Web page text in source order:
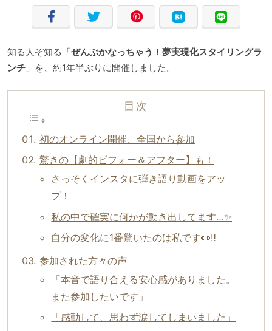
知る人ぞ知る「ぜんぶかなっちゃう！夢実現化スタイリングラ
ンチ」を、約1年半ぶりに開催しました。
目次
初のオンライン開催、全国から参加
驚きの【劇的ビフォー＆アフター】も！
さっそくインスタに弾き語り動画をアッ
プ！
私の中で確実に何かが動き出してます…✨
自分の変化に1番驚いたのは私です👀‼️
参加された方々の声
「本音で語り合える安心感がありました。
また参加したいです」
「感動して、思わず涙してしまいました」